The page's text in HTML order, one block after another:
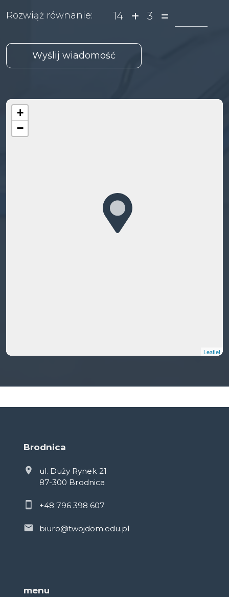
Rozwiąż równanie: 14 3
+
−
Leaflet
Brodnica
ul. Duży Rynek 21
87-300 Brodnica
+48 796 398 607
biuro@twojdom.edu.pl
menu